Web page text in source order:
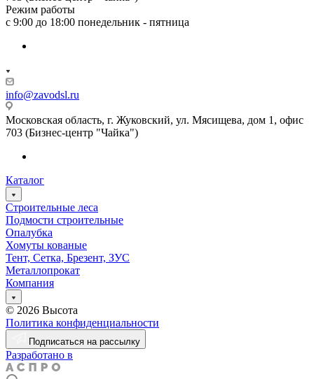
Режим работы
с 9:00 до 18:00 понедельник - пятница
info@zavodsl.ru
Московская область, г. Жуковский, ул. Мясищева, дом 1, офис
703 (Бизнес-центр "Чайка")
Каталог
Строительные леса
Подмости строительные
Опалубка
Хомуты кованые
Тент, Сетка, Брезент, ЗУС
Металлопрокат
Компания
© 2026 Высота
Политика конфиденциальности
Подписаться на рассылку
Разработано в